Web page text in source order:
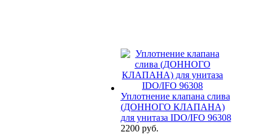
Уплотнение клапана слива
(ДОННОГО КЛАПАНА)
для унитаза IDO/IFO 96308
2200 руб.